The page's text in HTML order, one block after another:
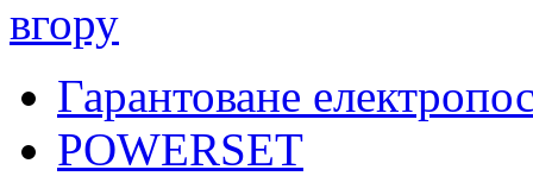
вгору
Гарантоване
POWERSET